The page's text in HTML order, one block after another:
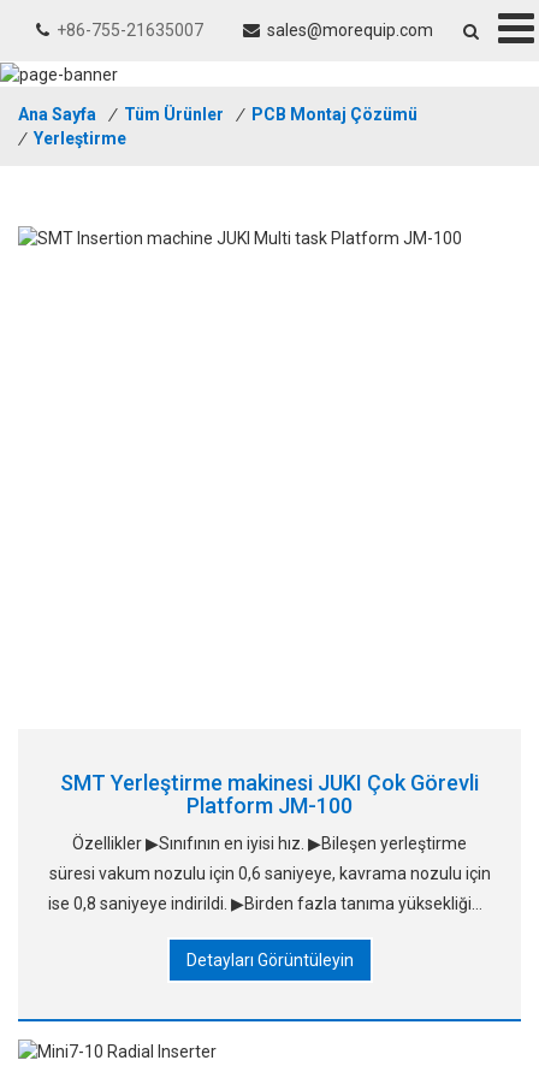
+86-755-21635007 sales@morequip.com
Ana Sayfa / Tüm Ürünler /
PCB Montaj Çözümü
/ Yerleştirme
SMT Yerleştirme makinesi JUKI Çok Görevli
Platform JM-100
Özellikler ▶Sınıfının en iyisi hız. ▶Bileşen yerleştirme
süresi vakum nozulu için 0,6 saniyeye, kavrama nozulu için
ise 0,8 saniyeye indirildi. ▶Birden fazla tanıma yüksekliğine
Detayları Görüntüleyin